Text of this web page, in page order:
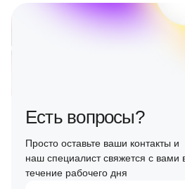
Есть вопросы?
Просто оставьте ваши контакты и
наш специалист свяжется с вами
течение рабочего дня